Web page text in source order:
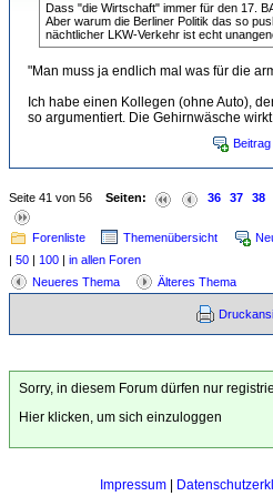
Dass "die Wirtschaft" immer für den 17.
Aber warum die Berliner Politik das so
nächtlicher LKW-Verkehr ist echt
"Man muss ja endlich mal was für die
Ich habe einen Kollegen (ohne Auto),
so argumentiert. Die Gehirnwäsche
Seite 41 von 56 Seiten: 36 37 38
Forenliste Themenübersicht
| 50 | 100 | in allen Foren
Neueres Thema
Älteres Thema
Sorry, in diesem Forum dürfen nur
Hier klicken, um sich einzuloggen
Impressum